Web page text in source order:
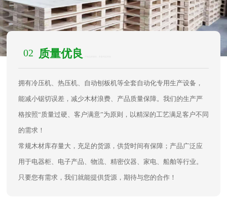
02 质量优良
拥有冷压机、热压机、自动刨板机等全套自动化专用生产设备，
能减小锯切误差，减少木材浪费、产品质量保障。我们的生产严
格按照“质量过硬、客户满意”为原则，以精深的工艺满足客户不同
的需求！
常规木材库存量大，充足的货源，供货时间有保障；产品广泛应
用于电器柜、电子产品、物流、精密仪器、家电、船舶等行业。
只要您有需求，我们就能提供货源，期待与您的合作！